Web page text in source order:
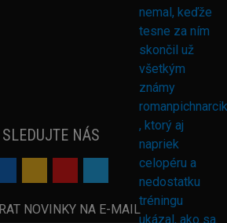
SLEDUJTE NÁS
NOVINKY NA E-MAIL